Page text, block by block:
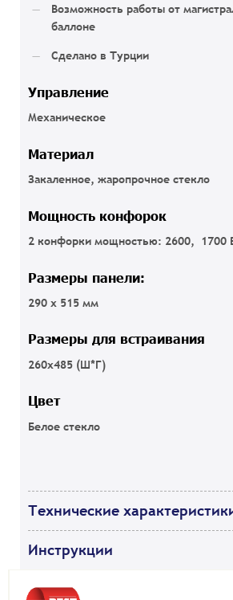
Возможность работы от
баллоне
Сделано в Турции
Управление
Механическое
Материал
Закаленное, жаропрочное стекло
Мощность конфорок
2 конфорки мощностью: 2600, 1700
Размеры панели:
290 х 515 мм
Размеры для встраивания
260х485 (Ш*Г)
Цвет
Белое стекло
Технические
Инструкции